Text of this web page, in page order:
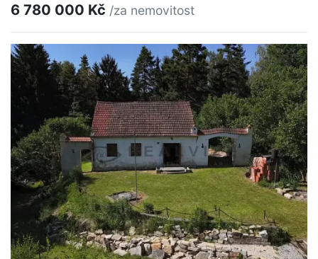
6 780 000 Kč /za nemovitost